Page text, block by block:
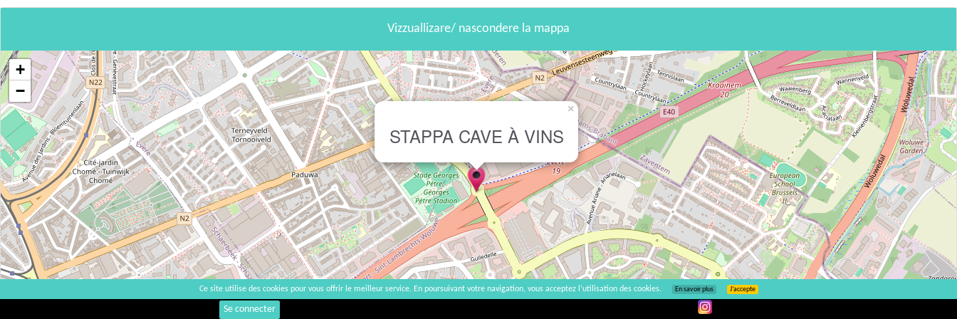
Vizzuallizare/ nascondere la mappa
STAPPA CAVE À VINS
×
+
−
Se connecter
Ce site utilise des cookies pour vous offrir le meilleur service. En poursuivant votre navigation, vous acceptez l’utilisation des cookies. En savoir plus J’accepte